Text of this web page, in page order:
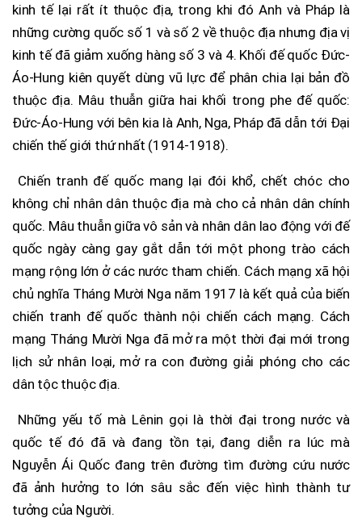
kinh tế lại rất ít thuộc địa, trong khi đó Anh và Pháp là
những cường quốc số 1 và số 2 về thuộc địa nhưng địa vị
kinh tế đã giảm xuống hàng số 3 và 4. Khối đế quốc Đức-
Áo-Hung kiên quyết dùng vũ lực để phân chia lại bản đồ
thuộc địa. Mâu thuẫn giữa hai khối trong phe đế quốc:
Đức-Áo-Hung với bên kia là Anh, Nga, Pháp đã dẫn tới Đại
chiến thế giới thứ nhất (1914-1918).
Chiến tranh đế quốc mang lại đói khổ, chết chóc cho
không chỉ nhân dân thuộc địa mà cho cả nhân dân chính
quốc. Mâu thuẫn giữa vô sản và nhân dân lao động với đế
quốc ngày càng gay gắt dẫn tới một phong trào cách
mạng rộng lớn ở các nước tham chiến. Cách mạng xã hội
chủ nghĩa Tháng Mười Nga năm 1917 là kết quả của biến
chiến tranh đế quốc thành nội chiến cách mạng. Cách
mạng Tháng Mười Nga đã mở ra một thời đại mới trong
lịch sử nhân loại, mở ra con đường giải phóng cho các
dân tộc thuộc địa.
Những yếu tố mà Lênin gọi là thời đại trong nước và
quốc tế đó đã và đang tồn tại, đang diễn ra lúc mà
Nguyễn Ái Quốc đang trên đường tìm đường cứu nước
đã ảnh hưởng to lớn sâu sắc đến việc hình thành tư
tưởng của Người.